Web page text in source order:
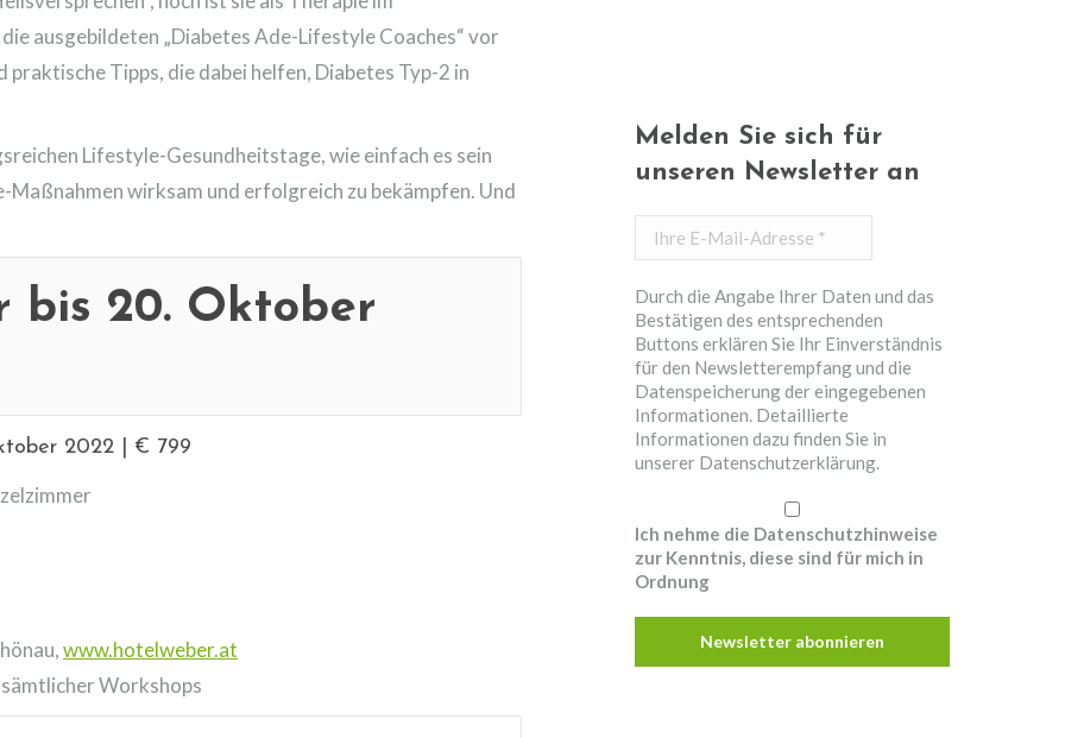
ausgebildeten „Diabetes Ade-Lifestyle Coaches“ vor
Tipps, die dabei helfen, Diabetes Typ-2 in
Lifestyle-Gesundheitstage, wie einfach es sein
wirksam und erfolgreich zu bekämpfen. Und
bis 20. Oktober
2022 | € 799
www.hotelweber.at
Workshops
Melden Sie sich für
unseren Newsletter an
Adresse
*
Durch die Angabe Ihrer Daten und das
Bestätigen des entsprechenden
Buttons erklären Sie Ihr Einverständnis
für den Newsletterempfang und die
Datenspeicherung der eingegebenen
Informationen. Detaillierte
Informationen dazu finden Sie in
unserer Datenschutzerklärung.
Ich nehme die Datenschutzhinweise
zur Kenntnis, diese sind für mich in
Ordnung